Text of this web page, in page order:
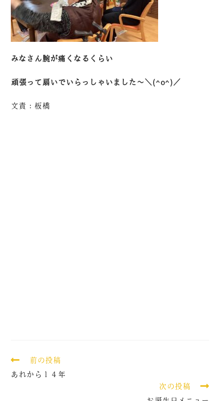
みなさん腕が痛くなるくらい
頑張って扇いでいらっしゃいました～＼(^o^)／
文責：板橋
前の投稿
あれから１４年
次の投稿